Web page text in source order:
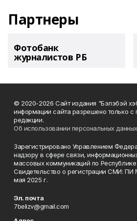
Партнеры
Фотобанк
журналистов РБ
© 2020-2026 Сайт издания "Бэлэбэй
информации сайта разрешено только с
редакции.
Об использовании персональных данных
Зарегистрировано Управлением
надзору в сфере связи,
массовых коммуникаций по
Свидетельство о регистрации СМИ: ПИ
мая 2025 г.
Эл. почта
7belizv@gmail.com